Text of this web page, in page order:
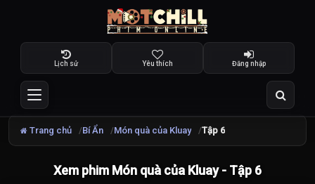
Lịch sử Yêu thích Đăng nhập
Trang chủ Bí Ẩn Món quà của Kluay Tập 6
Xem phim Món quà của Kluay - Tập 6